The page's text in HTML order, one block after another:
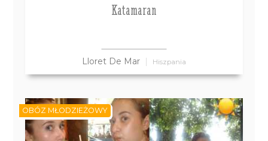
Katamaran
Lloret De Mar Hiszpania
OBÓZ MŁODZIEŻOWY